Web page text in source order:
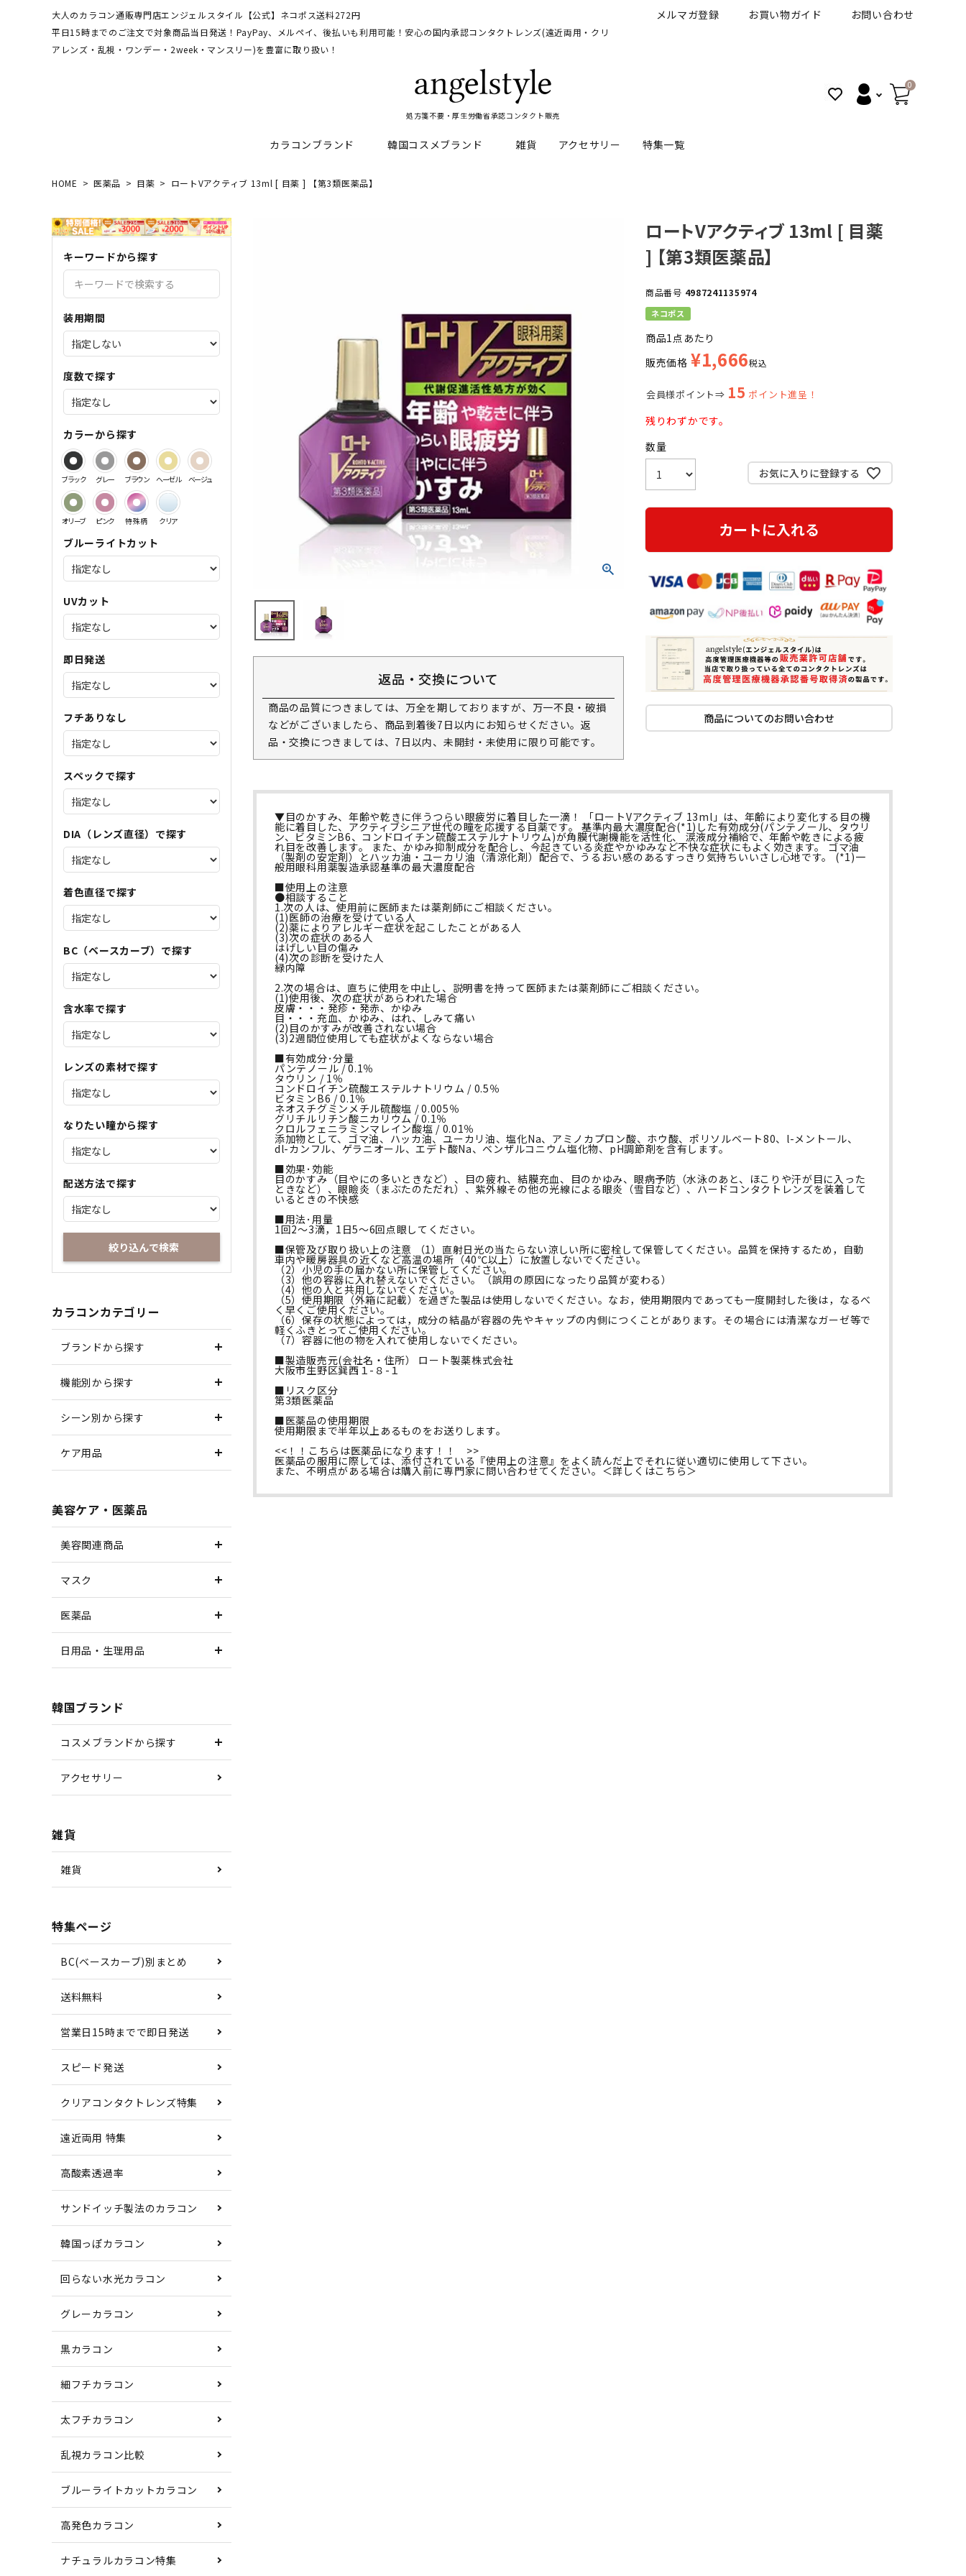
大人のカラコン通販専門店エンジェルスタイル【公式】ネコポス送料272円
平日15時までのご注文で対象商品当日発送！PayPay、メルペイ、後払いも利用可能！安心の国内承認コンタクトレンズ(遠近両用・クリ
アレンズ・乱視・ワンデー・2week・マンスリー)を豊富に取り扱い！
メルマガ登録 お買い物ガイド お問い合わせ
処方箋不要・厚生労働省承認コンタクト販売
0
カラコンブランド
ディファインモイスト
エバーカラーシリーズ キャンディーマジックシリーズ ピュアアイズワンデー
レヴィアワンマンス ネオサイトシリーズ
韓国コスメブランド
3CE VT
その他ブランドはこちら
雑貨 アクセサリー 特集一覧
乱視カラコン比較 細フチカラコン
バレないカラコン ハロウィンカラコン特集
サンドイッチ製法特集
HOME 医薬品 目薬 ロートVアクティブ 13ml [ 目薬 ] 【第3類医薬品】
キーワードから探す
装用期間
度数で探す
カラーから探す
ブラック グレー ブラウン ヘーゼル ベージュ
オリーブ ピンク 特殊柄 クリア
ブルーライトカット
UVカット
即日発送
フチありなし
スペックで探す
DIA（レンズ直径）で探す
着色直径で探す
BC（ベースカーブ）で探す
含水率で探す
レンズの素材で探す
なりたい瞳から探す
配送方法で探す
絞り込んで検索
カラコンカテゴリー
ブランドから探す
機能別から探す
シーン別から探す
ケア用品
美容ケア・医薬品
美容関連商品
マスク
医薬品
日用品・生理用品
韓国ブランド
コスメブランドから探す
アクセサリー
雑貨
雑貨
特集ページ
BC(ベースカーブ)別まとめ
送料無料
営業日15時までで即日発送
スピード発送
クリアコンタクトレンズ特集
遠近両用 特集
高酸素透過率
サンドイッチ製法のカラコン
韓国っぽカラコン
回らない水光カラコン
グレーカラコン
黒カラコン
細フチカラコン
太フチカラコン
乱視カラコン比較
ブルーライトカットカラコン
高発色カラコン
ナチュラルカラコン特集
返品・交換について
商品の品質につきましては、万全を期しておりますが、万一不良・破損
などがございましたら、商品到着後7日以内にお知らせください。返
品・交換につきましては、7日以内、未開封・未使用に限り可能です。
ロートVアクティブ 13ml [ 目薬
] 【第3類医薬品】
商品番号 4987241135974
ネコポス
商品1点あたり
販売価格 ¥1,666税込
会員様ポイント⇒ 15 ポイント進呈！
残りわずかです。
お気に入りに登録する
カートに入れる
商品についてのお問い合わせ
▼目のかすみ、年齢や乾きに伴うつらい眼疲労に着目した一滴！ 「ロートVアクティブ 13ml」は、年齢により変化する目の機
能に着目した、アクティブシニア世代の瞳を応援する目薬です。 基準内最大濃度配合(*1)した有効成分(パンテノール、タウリ
ン、ビタミンB6、コンドロイチン硫酸エステルナトリウム)が角膜代謝機能を活性化、 涙液成分補給で、年齢や乾きによる疲
れ目を改善します。 また、かゆみ抑制成分を配合し、今起きている炎症やかゆみなど不快な症状にもよく効きます。 ゴマ油
（製剤の安定剤）とハッカ油・ユーカリ油（清涼化剤）配合で、うるおい感のあるすっきり気持ちいいさし心地です。 (*1)一
般用眼科用薬製造承認基準の最大濃度配合
■使用上の注意
●相談すること
1.次の人は、使用前に医師または薬剤師にご相談ください。
(1)医師の治療を受けている人
(2)薬によりアレルギー症状を起こしたことがある人
(3)次の症状のある人
はげしい目の傷み
(4)次の診断を受けた人
緑内障
2.次の場合は、直ちに使用を中止し、説明書を持って医師または薬剤師にご相談ください。
(1)使用後、次の症状があらわれた場合
皮膚・・・発疹・発赤、かゆみ
目・・・充血、かゆみ、はれ、しみて痛い
(2)目のかすみが改善されない場合
(3)2週間位使用しても症状がよくならない場合
■有効成分･分量
パンテノール / 0.1％
タウリン / 1％
コンドロイチン硫酸エステルナトリウム / 0.5％
ビタミンB6 / 0.1％
ネオスチグミンメチル硫酸塩 / 0.005％
グリチルリチン酸ニカリウム / 0.1％
クロルフェニラミンマレイン酸塩 / 0.01％
添加物として、ゴマ油、ハッカ油、ユーカリ油、塩化Na、アミノカプロン酸、ホウ酸、ポリソルベート80、l-メントール、
dl-カンフル、ゲラニオール、エデト酸Na、ベンザルコニウム塩化物、pH調節剤を含有します。
■効果･効能
目のかすみ（目やにの多いときなど）、目の疲れ、結膜充血、目のかゆみ、眼病予防（水泳のあと、ほこりや汗が目に入った
ときなど）、眼瞼炎（まぶたのただれ）、紫外線その他の光線による眼炎（雪目など）、ハードコンタクトレンズを装着して
いるときの不快感
■用法･用量
1回2～3滴，1日5～6回点眼してください。
■保管及び取り扱い上の注意 （1）直射日光の当たらない涼しい所に密栓して保管してください。品質を保持するため，自動
車内や暖房器具の近くなど高温の場所（40℃以上）に放置しないでください。
（2）小児の手の届かない所に保管してください。
（3）他の容器に入れ替えないでください。（誤用の原因になったり品質が変わる）
（4）他の人と共用しないでください。
（5）使用期限（外箱に記載）を過ぎた製品は使用しないでください。なお，使用期限内であっても一度開封した後は，なるべ
く早くご使用ください。
（6）保存の状態によっては，成分の結晶が容器の先やキャップの内側につくことがあります。その場合には清潔なガーゼ等で
軽くふきとってご使用ください。
（7）容器に他の物を入れて使用しないでください。
■製造販売元(会社名・住所） ロート製薬株式会社
大阪市生野区巽西１-８-１
■リスク区分
第3類医薬品
■医薬品の使用期限
使用期限まで半年以上あるものをお送りします。
<<！！こちらは医薬品になります！！ >>
医薬品の服用に際しては、添付されている『使用上の注意』をよく読んだ上でそれに従い適切に使用して下さい。
また、不明点がある場合は購入前に専門家に問い合わせてください。＜詳しくはこちら＞